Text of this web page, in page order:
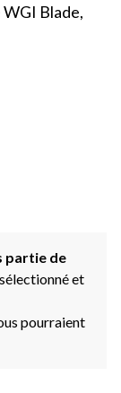
Blade,
partie de
et
pourraient